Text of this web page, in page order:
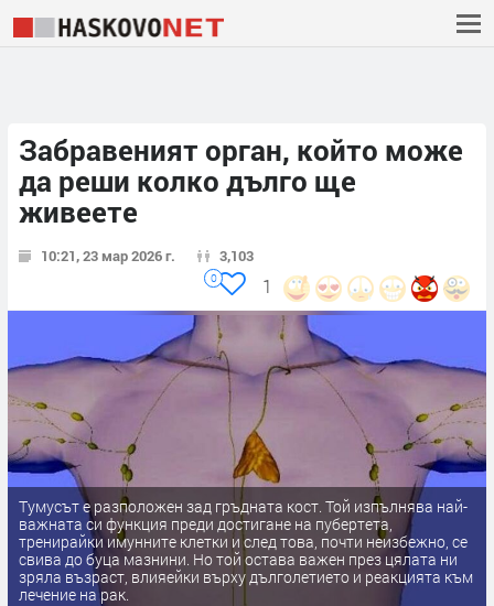
Забравеният орган, който може
да реши колко дълго ще
живеете
10:21, 23 мар 2026 г. 3,103
1
0
Тумусът е разположен зад гръдната кост. Той изпълнява най-
важната си функция преди достигане на пубертета,
тренирайки имунните клетки и след това, почти неизбежно, се
свива до буца мазнини. Но той остава важен през цялата ни
зряла възраст, влияейки върху дълголетието и реакцията към
лечение на рак.